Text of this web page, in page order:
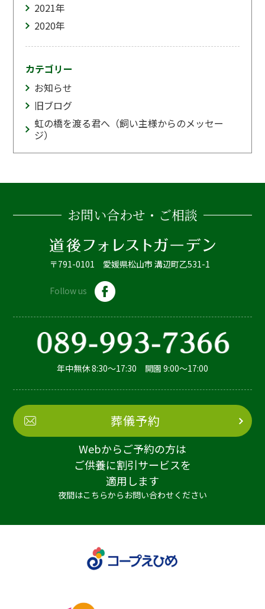
2021年
2020年
カテゴリー
お知らせ
旧ブログ
虹の橋を渡る君へ（飼い主様からのメッセー
ジ）
お問い合わせ・ご相談
〒791-0101 愛媛県松山市 溝辺町乙531-1
Follow us
年中無休 8:30～17:30 開園 9:00～17:00
葬儀予約
Webからご予約の方は
ご供養に割引サービスを
適用します
夜間はこちらからお問い合わせください